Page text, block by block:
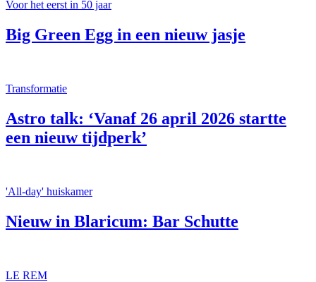
Voor het eerst in 50 jaar
Big Green Egg in een nieuw jasje
Transformatie
Astro talk: ‘Vanaf 26 april 2026 startte
een nieuw tijdperk’
'All-day' huiskamer
Nieuw in Blaricum: Bar Schutte
LE REM